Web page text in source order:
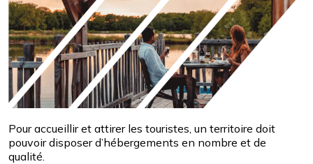
Pour accueillir et attirer les touristes, un territoire doit
pouvoir disposer d’hébergements en nombre et de
qualité.